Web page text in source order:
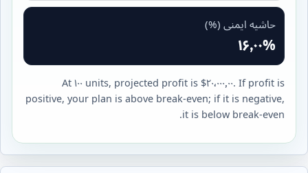
حاشیه ایمنی (%)
۱۶٫۰۰%
At ۱۰۰ units, projected profit is $۲۰٬۰۰۰٫۰۰. If profit is
positive, your plan is above break-even; if it is negative,
it is below break-even.